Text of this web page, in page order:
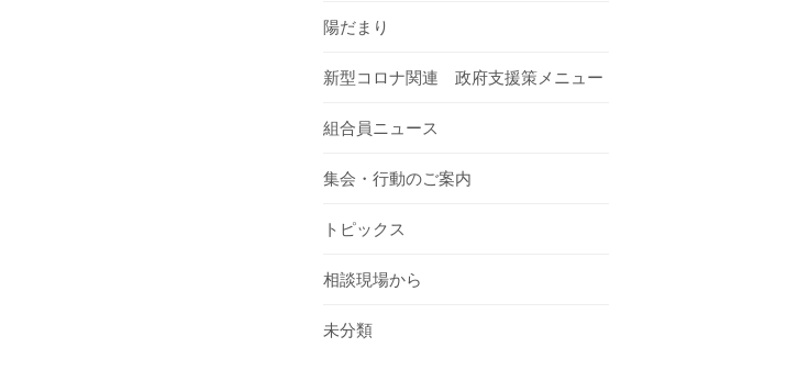
陽だまり
新型コロナ関連 政府支援策メニュー
組合員ニュース
集会・行動のご案内
トピックス
相談現場から
未分類